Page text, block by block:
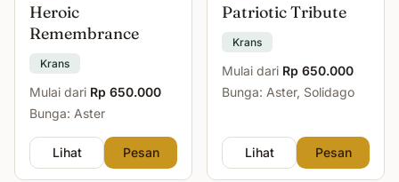
Heroic
Remembrance
Krans
Mulai dari Rp 650.000
Bunga: Aster
Lihat Pesan
Patriotic Tribute
Krans
Mulai dari Rp 650.000
Bunga: Aster, Solidago
Lihat Pesan